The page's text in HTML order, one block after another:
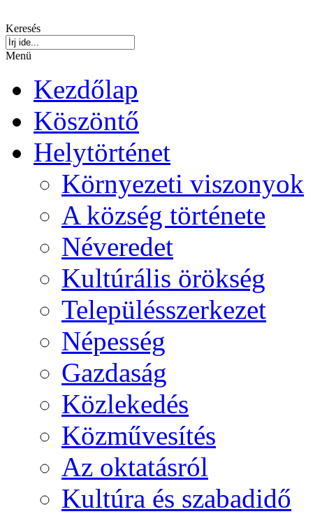
Keresés
Menü
Kezdőlap
Köszöntő
Helytörténet
Környezeti viszonyok
A község története
Néveredet
Kultúrális örökség
Településszerkezet
Népesség
Gazdaság
Közlekedés
Közművesítés
Az oktatásról
Kultúra és szabadidő